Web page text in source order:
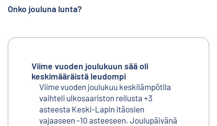
Onko jouluna lunta?
Viime vuoden joulukuun sää oli
keskimääräistä leudompi
Viime vuoden joulukuu keskilämpötila
vaihteli ulkosaariston reilusta +3
asteesta Keski-Lapin itäosien
vajaaseen -10 asteeseen. Joulupäivänä